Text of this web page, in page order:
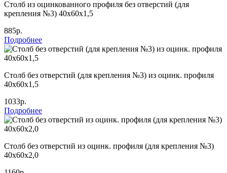
Столб из оцинкованного профиля без отверстий (для
крепления №3) 40х60х1,5
885р.
Подробнее
Столб без отверстий (для крепления №3) из оцинк. профиля
40х60х1,5
1033р.
Подробнее
Столб без отверстий из оцинк. профиля (для крепления №3)
40х60х2,0